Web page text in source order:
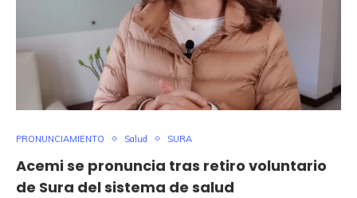
PRONUNCIAMIENTO Salud SURA
Acemi se pronuncia tras retiro voluntario
de Sura del sistema de salud